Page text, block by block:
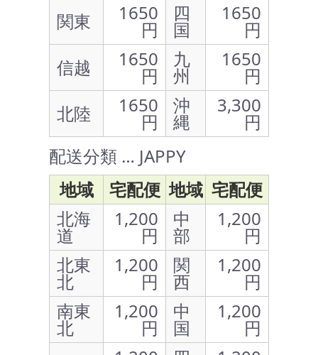
関東
1650
円
四
国
1650
円
信越
1650
円
九
州
1650
円
北陸
1650
円
沖
縄
3,300
円
配送分類 … JAPPY
地域
宅配便 地域 宅配便
北海
道
1,200
円
中
部
1,200
円
北東
北
1,200
円
関
西
1,200
円
南東
北
1,200
円
中
国
1,200
円